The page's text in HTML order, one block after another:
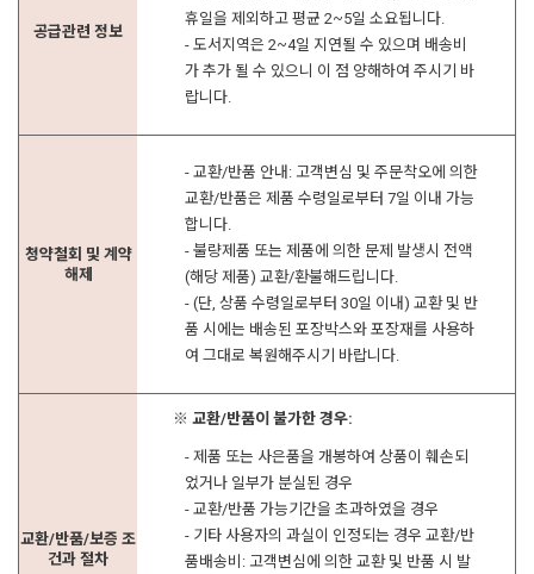
공급관련 정보
휴일을 제외하고 평균 2~5일 소요됩니다.
- 도서지역은 2~4일 지연될 수 있으며 배송비
가 추가 될 수 있으니 이 점 양해하여 주시기 바
랍니다.
청약철회 및 계약
해제
- 교환/반품 안내: 고객변심 및 주문착오에 의한
교환/반품은 제품 수령일로부터 7일 이내 가능
합니다.
- 불량제품 또는 제품에 의한 문제 발생시 전액
(해당 제품) 교환/환불해드립니다.
- (단, 상품 수령일로부터 30일 이내) 교환 및 반
품 시에는 배송된 포장박스와 포장재를 사용하
여 그대로 복원해주시기 바랍니다.
교환/반품/보증 조
건과 절차
※ 교환/반품이 불가한 경우:
- 제품 또는 사은품을 개봉하여 상품이 훼손되
었거나 일부가 분실된 경우
- 교환/반품 가능기간을 초과하였을 경우
- 기타 사용자의 과실이 인정되는 경우 교환/반
품배송비: 고객변심에 의한 교환 및 반품 시 발